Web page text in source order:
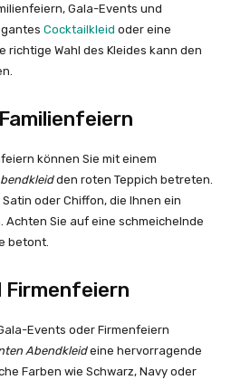
Gala-Events und
Cocktailkleid oder eine
richtige Wahl des Kleides kann den
können Sie mit einem
den roten Teppich betreten.
oder Chiffon, die Ihnen ein
Achten Sie auf eine schmeichelnde
betont.
Firmenfeiern
Events oder Firmenfeiern
Abendkleideine hervorragende
Farben wie Schwarz, Navy oder